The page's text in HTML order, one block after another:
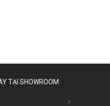
TẠI SHOWROOM